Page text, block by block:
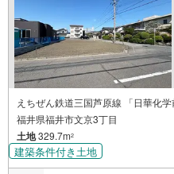
えちぜん鉄道三国芦原線 「日華化
福井県福井市文京3丁目
土地329.7m2
建築条件付き土地